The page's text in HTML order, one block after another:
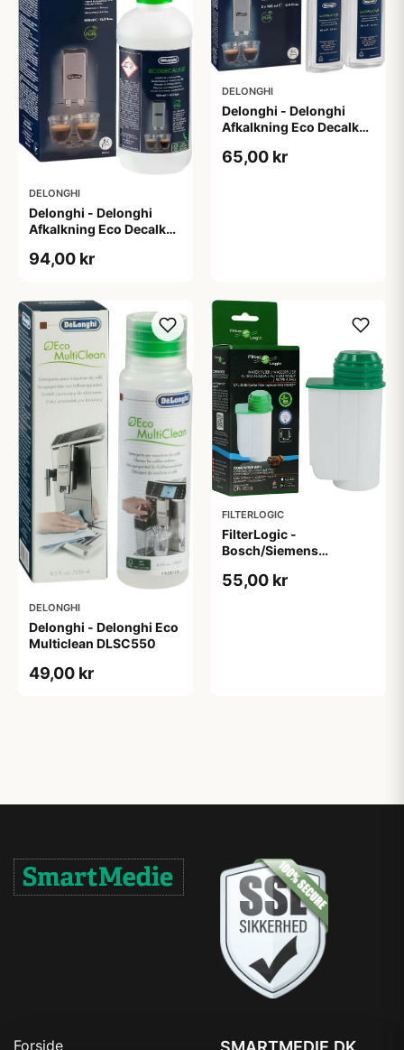
DELONGHI
Delonghi - Delonghi
Afkalkning Eco Decalk
94,00 kr
DELONGHI
Delonghi - Delonghi
Afkalkning Eco Decalk
65,00 kr
DELONGHI
Delonghi - Delonghi Eco
Multiclean DLSC550
49,00 kr
FILTERLOGIC
FilterLogic -
Bosch/Siemens
Kompatibelt)
55,00 kr
Forside